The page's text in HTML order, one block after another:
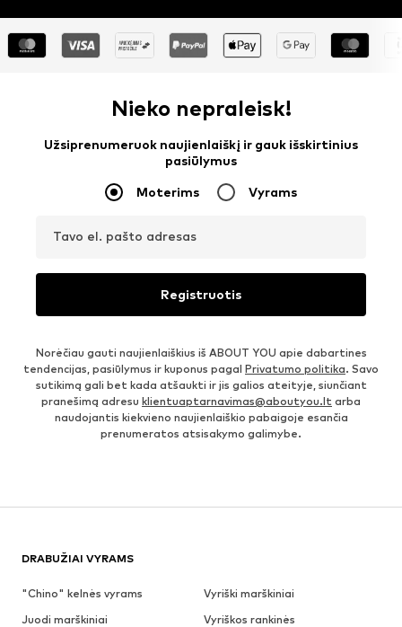
Nieko nepraleisk!
Užsiprenumeruok naujienlaiškį ir gauk išskirtinius
pasiūlymus
Moterims Vyrams
Tavo el. pašto adresas
Registruotis
Norėčiau gauti naujienlaiškius iš ABOUT YOU apie dabartines
tendencijas, pasiūlymus ir kuponus pagal Privatumo politika. Savo
sutikimą gali bet kada atšaukti ir jis galios ateityje, siunčiant
pranešimą adresu klientuaptarnavimas@aboutyou.lt arba
naudojantis kiekvieno naujienlaiškio pabaigoje esančia
prenumeratos atsisakymo galimybe.
DRABUŽIAI VYRAMS
"Chino" kelnės vyrams
Vyriški marškiniai
Juodi marškiniai
Vyriškos rankinės